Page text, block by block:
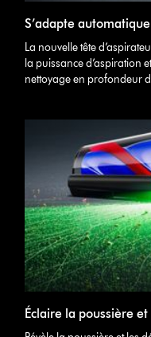
S’adapte
La nouvelle tête
la puissance d’aspiration
nettoyage en profondeur
Éclaire la poussière